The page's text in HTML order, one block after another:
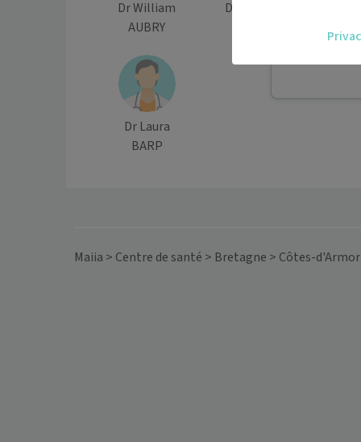
Dr William
AUBRY
Dr Clémence
Dr Laura
BARP
Maiia > Centre de santé > Bretagne > Côtes-d'Armor